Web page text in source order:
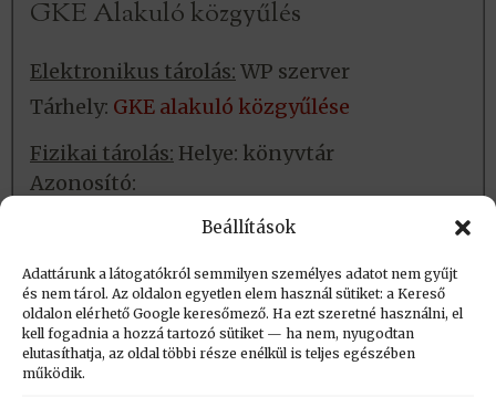
Beállítások
Adattárunk a látogatókról semmilyen személyes adatot nem gyűjt
és nem tárol. Az oldalon egyetlen elem használ sütiket: a Kereső
oldalon elérhető Google keresőmező. Ha ezt szeretné használni, el
kell fogadnia a hozzá tartozó sütiket — ha nem, nyugodtan
elutasíthatja, az oldal többi része enélkül is teljes egészében
működik.
GKE Alakuló közgyűlés
Elektronikus tárolás: WP szerver
Tárhely: GKE alakuló közgyűlése
Fizikai tárolás: Helye: könyvtár
Azonosító:
Létrehozva: 2026.02.11. 18:36
Utolsó módosítás: 2026.02.11. 18:36